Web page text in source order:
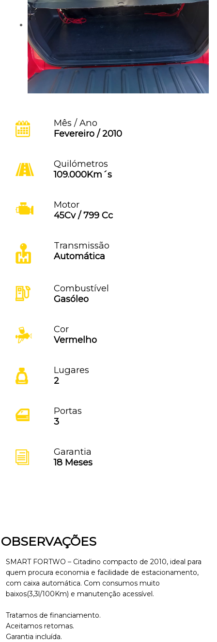
Mês / Ano
Fevereiro / 2010
Quilómetros
109.000Km´s
Motor
45Cv / 799 Cc
Transmissão
Automática
Combustível
Gasóleo
Cor
Vermelho
Lugares
2
Portas
3
Garantia
18 Meses
OBSERVAÇÕES
SMART FORTWO – Citadino compacto de 2010, ideal para
quem procura economia e facilidade de estacionamento,
com caixa automática. Com consumos muito
baixos(3,3l/100Km) e manutenção acessível.
Tratamos de financiamento.
Aceitamos retomas.
Garantia incluída.